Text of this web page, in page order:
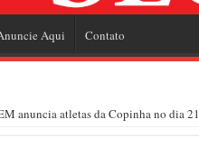
Aqui Contato
anuncia atletas da Copinha no dia 21